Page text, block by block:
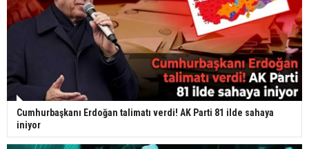
Cumhurbaşkanı Erdoğan talimatı verdi! AK Parti 81 ilde sahaya
iniyor